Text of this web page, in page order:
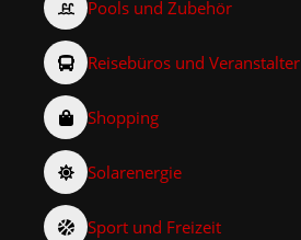
Pools und Zubehör
Reisebüros und Veranstalter
Shopping
Solarenergie
Sport und Freizeit